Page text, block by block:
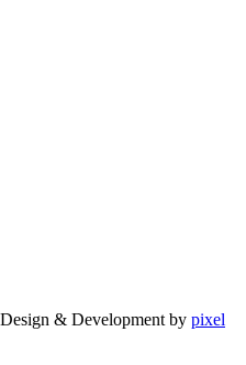
& Development by pixel